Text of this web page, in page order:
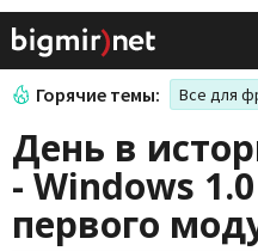
Горячие темы: Все для
День в
- Windows
первого